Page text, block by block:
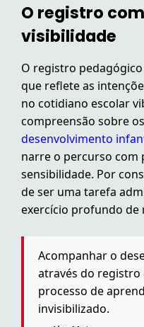
O registro
visibilidade
O registro
que reflete as
no cotidiano escolar
compreensão sobre os
desenvolvimento
narre o percurso com
sensibilidade. Por
de ser uma tarefa
exercício profundo de
Acompanhar o
através do
processo de
invisibilizado.